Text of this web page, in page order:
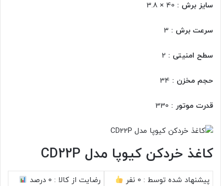
سایز برش :
سرعت برش :
سطح امنیتی :
حجم مخزن :
قدرت موتور :
کاغذ خردکن کیوپا مدل CD22P
پیشنهاد شده توسط : 0 نفر رضایت از کالا : 0 درصد